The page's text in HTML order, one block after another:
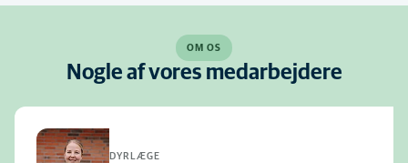
OM OS
Nogle af vores medarbejdere
DYRLÆGE